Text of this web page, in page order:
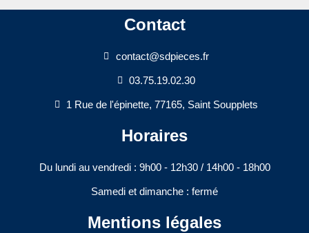
Contact
contact@sdpieces.fr
03.75.19.02.30
1 Rue de l'épinette, 77165, Saint Soupplets
Horaires
Du lundi au vendredi : 9h00 - 12h30 / 14h00 - 18h00​
Samedi et dimanche : fermé
Mentions légales